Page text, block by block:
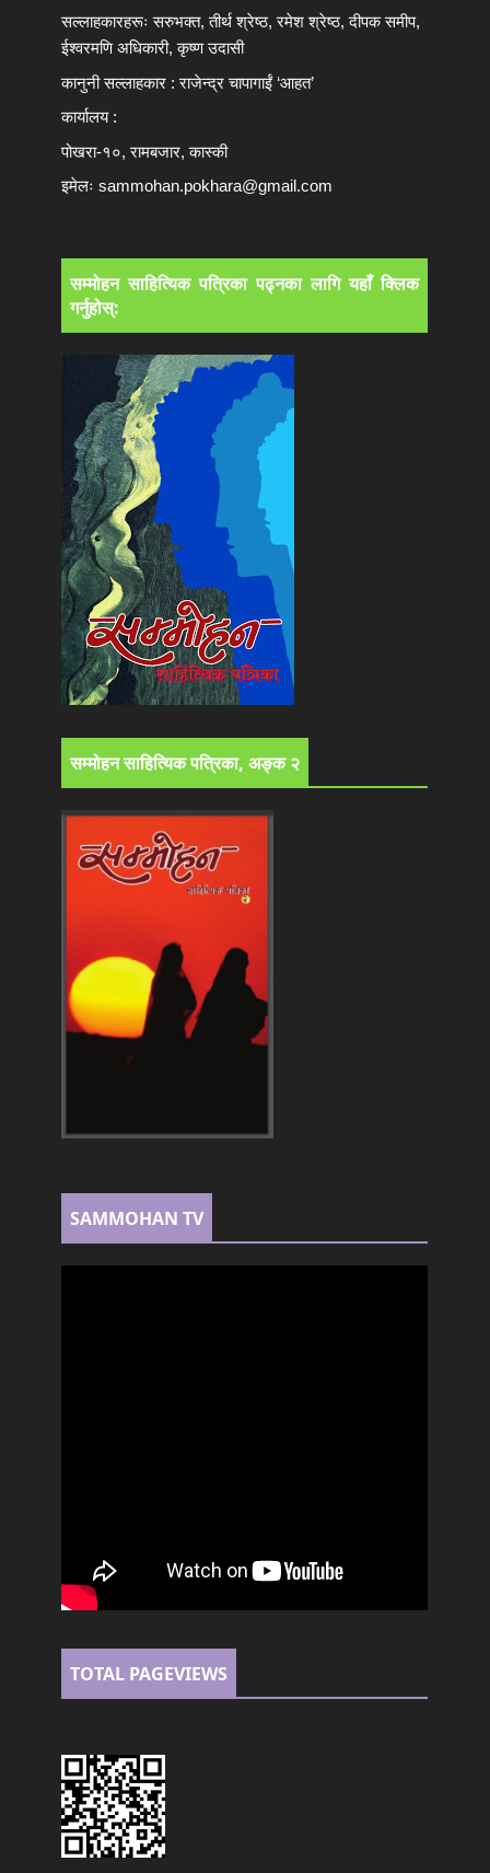
सल्लाहकारहरूः सरुभक्त, तीर्थ श्रेष्ठ, रमेश श्रेष्ठ, दीपक समीप,
ईश्वरमणि अधिकारी, कृष्ण उदासी
कानुनी सल्लाहकार : राजेन्द्र चापागाईं ‘आहत’
कार्यालय :
पोखरा-१०, रामबजार, कास्की
इमेलःsammohan.pokhara@gmail.com
सम्मोहन साहित्यिक पत्रिका पढ्नका लागि यहाँ क्लिक
गर्नुहोस्:
सम्मोहन साहित्यिक पत्रिका, अङ्क २
SAMMOHAN TV
TOTAL PAGEVIEWS